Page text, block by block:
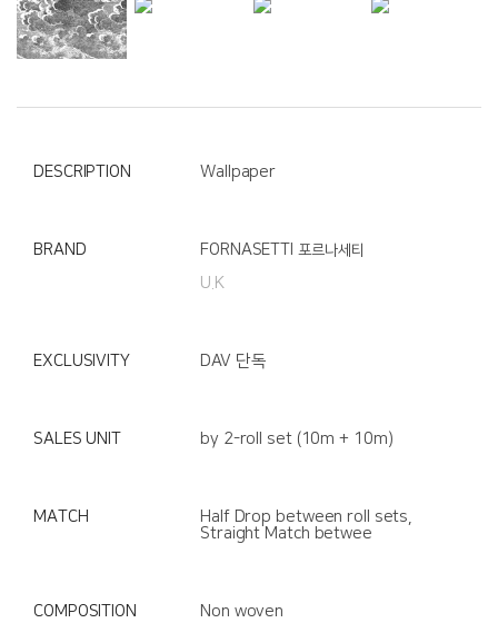
DESCRIPTION Wallpaper
BRAND FORNASETTI 포르나세티
U.K
EXCLUSIVITY DAV 단독
SALES UNIT by 2-roll set (10m + 10m)
MATCH
Half Drop between roll sets,
Straight Match betwee
COMPOSITION Non woven